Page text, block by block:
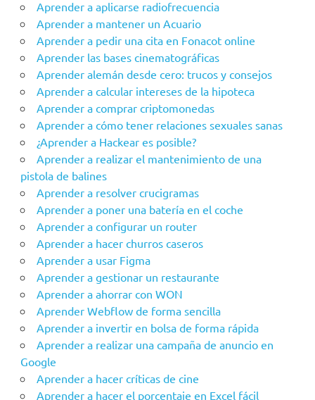
Aprender a aplicarse radiofrecuencia
Aprender a mantener un Acuario
Aprender a pedir una cita en Fonacot online
Aprender las bases cinematográficas
Aprender alemán desde cero: trucos y consejos
Aprender a calcular intereses de la hipoteca
Aprender a comprar criptomonedas
Aprender a cómo tener relaciones sexuales sanas
¿Aprender a Hackear es posible?
Aprender a realizar el mantenimiento de una
pistola de balines
Aprender a resolver crucigramas
Aprender a poner una batería en el coche
Aprender a configurar un router
Aprender a hacer churros caseros
Aprender a usar Figma
Aprender a gestionar un restaurante
Aprender a ahorrar con WON
Aprender Webflow de forma sencilla
Aprender a invertir en bolsa de forma rápida
Aprender a realizar una campaña de anuncio en
Google
Aprender a hacer críticas de cine
Aprender a hacer el porcentaje en Excel fácil